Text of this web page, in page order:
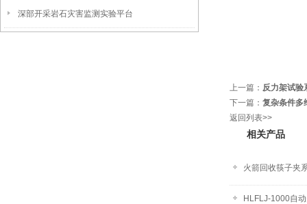
深部开采岩石灾害监测实验平台
上一篇： 反力架试验
下一篇： 复杂条件多
返回列表>>
相关产品
火箭回收筷子夹
HLFLJ-1000自